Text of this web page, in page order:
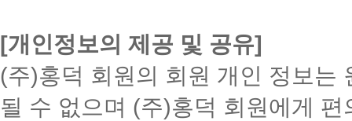
[개인정보의 제공 및 공유]
(주)홍덕 회원의 회원 개인 정보는
될 수 없으며 (주)홍덕 회원에게